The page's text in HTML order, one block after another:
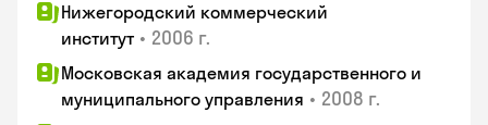
Нижегородский коммерческий
институт • 2006 г.
Московская академия государственного и
муниципального управления • 2008 г.